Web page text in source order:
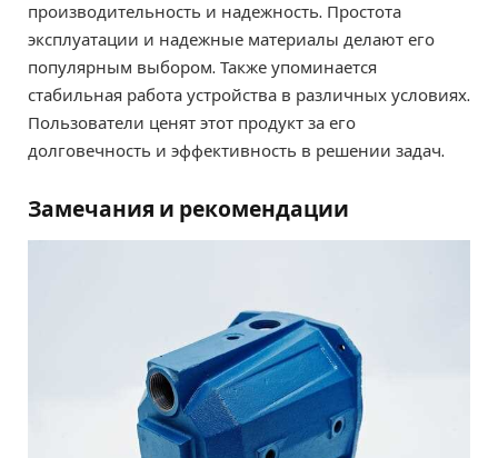
производительность и надежность. Простота
эксплуатации и надежные материалы делают его
популярным выбором. Также упоминается
стабильная работа устройства в различных условиях.
Пользователи ценят этот продукт за его
долговечность и эффективность в решении задач.
Замечания и рекомендации